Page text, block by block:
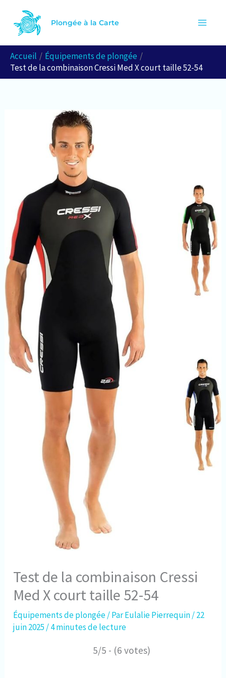
contenu
Plongée à la Carte
Accueil
Équipements de plongée
Test de la combinaison Cressi Med X court taille 52-54
Test de la combinaison Cressi
Med X court taille 52-54
Équipements de plongée/ ParEulalie Pierrequin/22
juin 2025 /4 minutes de lecture
5/5 - (6 votes)
e
h
e